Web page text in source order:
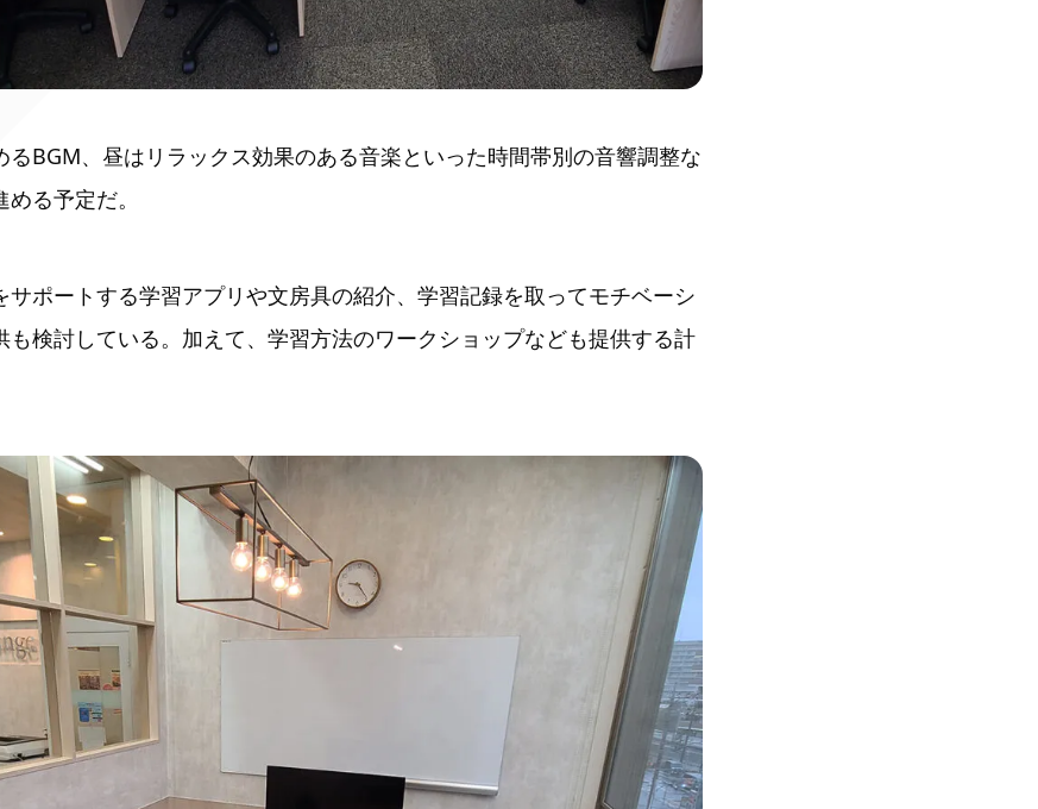
るBGM、昼はリラックス効果のある音楽といった時間帯別の音響調整な
る予定だ。
サポートする学習アプリや文房具の紹介、学習記録を取ってモチベーシ
も検討している。加えて、学習方法のワークショップなども提供する計